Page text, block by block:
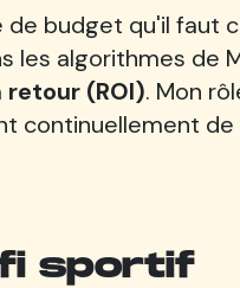
de budget qu'il faut
les algorithmes de
(ROI). Mon
continuellement
sportif